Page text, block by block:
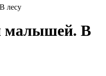
лесу
малышей. В